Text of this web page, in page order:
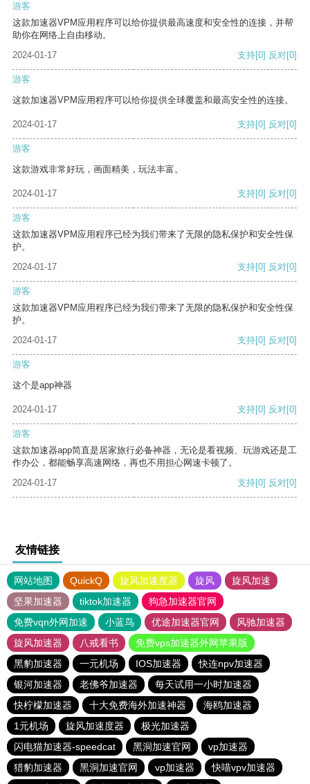
游客
这款加速器VPM应用程序可以给你提供最高速度和安全性的连接，并帮
助你在网络上自由移动。
2024-01-17
支持[0] 反对[0]
游客
这款加速器VPM应用程序可以给你提供全球覆盖和最高安全性的连接。
2024-01-17 支持[0] 反对[0]
游客
这款游戏非常好玩，画面精美，玩法丰富。
2024-01-17 支持[0] 反对[0]
游客
这款加速器VPM应用程序已经为我们带来了无限的隐私保护和安全性保
护。
2024-01-17
支持[0] 反对[0]
游客
这款加速器VPM应用程序已经为我们带来了无限的隐私保护和安全性保
护。
2024-01-17
支持[0] 反对[0]
游客
这个是app神器
2024-01-17 支持[0] 反对[0]
游客
这款加速器app简直是居家旅行必备神器，无论是看视频、玩游戏还是工
作办公，都能畅享高速网络，再也不用担心网速卡顿了。
2024-01-17
支持[0] 反对[0]
友情链接
网站地图 QuickQ 旋风加速度器 旋风
旋风加速
坚果加速器
tiktok加速器
狗急加速器官网
免费vqn外网加速
小蓝鸟 优途加速器官网
风驰加速器
旋风加速器
八戒看书
免费vps加速器外网苹果版
黑豹加速器
一元机场 IOS加速器
快连npv加速器
银河加速器
老佛爷加速器
每天试用一小时加速器
快柠檬加速器
十大免费海外加速神器
海鸥加速器
1元机场
旋风加速度器
极光加速器
闪电猫加速器-speedcat
黑洞加速官网
vp加速器
猎豹加速器
黑洞加速官网 vp加速器
快喵vpv加速器